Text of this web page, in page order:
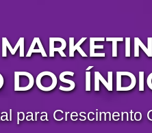
DOS
para Crescimento